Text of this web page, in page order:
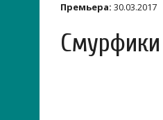
Премьера: 30.03.2017